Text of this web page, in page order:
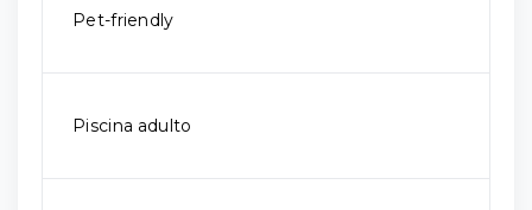
Pet-friendly
Piscina adulto